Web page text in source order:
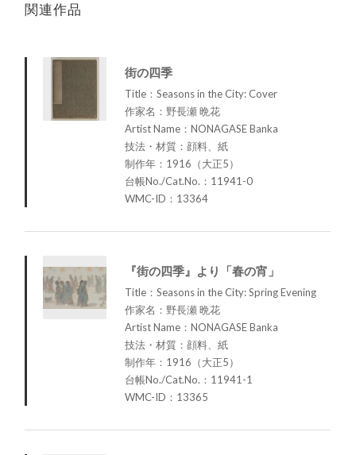
関連作品
街の四季
Title：Seasons in the City: Cover
作家名：野長瀬 晩花
Artist Name：NONAGASE Banka
技法・材質：顔料、紙
制作年：1916（大正5）
台帳No./Cat.No.：11941-0
WMC-ID：13364
『街の四季』より「春の宵」
Title：Seasons in the City: Spring Evening
作家名：野長瀬 晩花
Artist Name：NONAGASE Banka
技法・材質：顔料、紙
制作年：1916（大正5）
台帳No./Cat.No.：11941-1
WMC-ID：13365